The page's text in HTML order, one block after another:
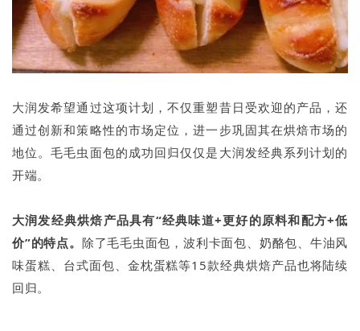
大润发希望通过这项计划，不仅重塑昔日受欢迎的产品，还
通过创新和策略性的市场定位，进一步巩固其在烘焙市场的
地位。毛毛虫面包的成功回归仅仅是大润发经典系列计划的
开端。
大润发经典烘焙产品具有“经典味道+更好的原料和配方+低
价”的特点。 除了毛毛虫面包，波利卡面包、奶酪包、牛油风
味蛋糕、台式面包、金枕蛋糕等15款经典烘焙产品也将陆续
回归。